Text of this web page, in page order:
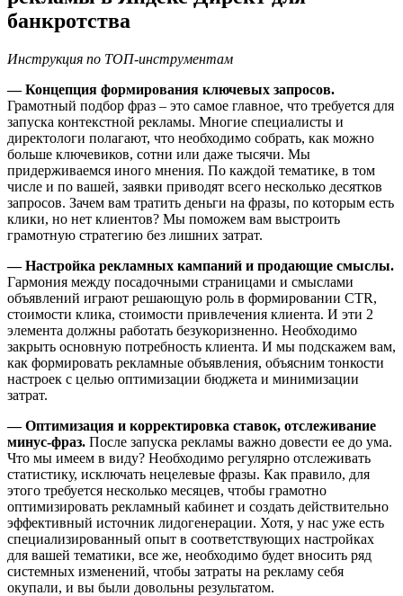
банкротства
Инструкция по ТОП-инструментам
— Концепция формирования ключевых запросов.
Грамотный подбор фраз – это самое главное, что требуется для
запуска контекстной рекламы. Многие специалисты и
директологи полагают, что необходимо собрать, как можно
больше ключевиков, сотни или даже тысячи. Мы
придерживаемся иного мнения. По каждой тематике, в том
числе и по вашей, заявки приводят всего несколько десятков
запросов. Зачем вам тратить деньги на фразы, по которым есть
клики, но нет клиентов? Мы поможем вам выстроить
грамотную стратегию без лишних затрат.
— Настройка рекламных кампаний и продающие смыслы.
Гармония между посадочными страницами и смыслами
объявлений играют решающую роль в формировании CTR,
стоимости клика, стоимости привлечения клиента. И эти 2
элемента должны работать безукоризненно. Необходимо
закрыть основную потребность клиента. И мы подскажем вам,
как формировать рекламные объявления, объясним тонкости
настроек с целью оптимизации бюджета и минимизации
затрат.
— Оптимизация и корректировка ставок, отслеживание
минус-фраз. После запуска рекламы важно довести ее до ума.
Что мы имеем в виду? Необходимо регулярно отслеживать
статистику, исключать нецелевые фразы. Как правило, для
этого требуется несколько месяцев, чтобы грамотно
оптимизировать рекламный кабинет и создать действительно
эффективный источник лидогенерации. Хотя, у нас уже есть
специализированный опыт в соответствующих настройках
для вашей тематики, все же, необходимо будет вносить ряд
системных изменений, чтобы затраты на рекламу себя
окупали, и вы были довольны результатом.